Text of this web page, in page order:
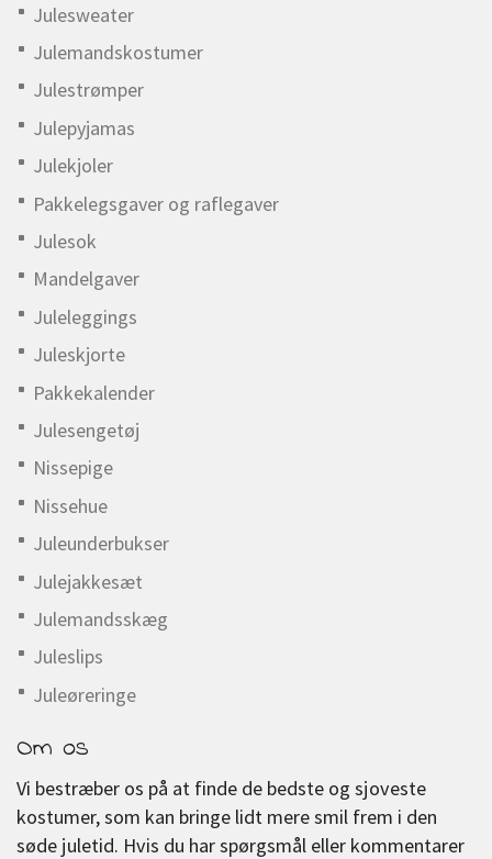
Julesweater
Julemandskostumer
Julestrømper
Julepyjamas
Julekjoler
Pakkelegsgaver og raflegaver
Julesok
Mandelgaver
Juleleggings
Juleskjorte
Pakkekalender
Julesengetøj
Nissepige
Nissehue
Juleunderbukser
Julejakkesæt
Julemandsskæg
Juleslips
Juleøreringe
Om os
Vi bestræber os på at finde de bedste og sjoveste
kostumer, som kan bringe lidt mere smil frem i den
søde juletid. Hvis du har spørgsmål eller kommentarer